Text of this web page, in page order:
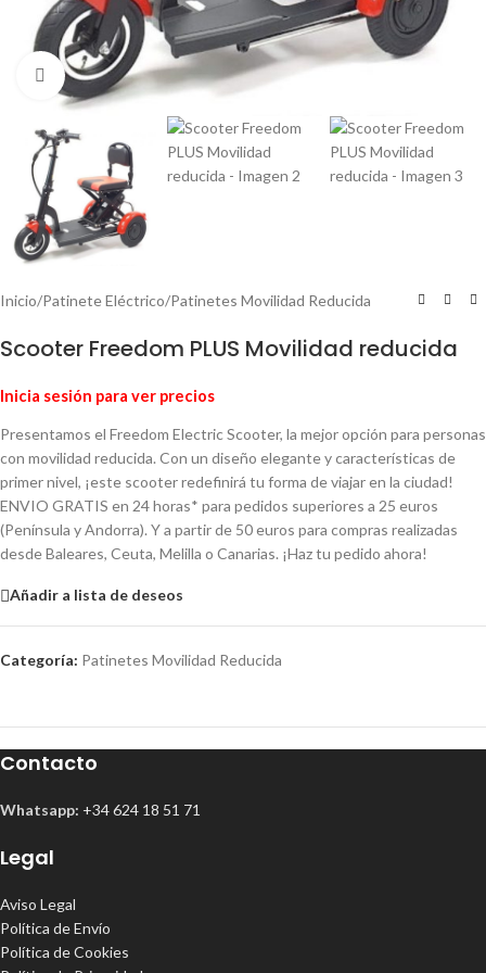
Haga Click para agrandar
Inicio/Patinete Eléctrico/Patinetes Movilidad Reducida
Scooter Freedom PLUS Movilidad reducida
Inicia sesión para ver precios
Presentamos el Freedom Electric Scooter, la mejor opción para personas
con movilidad reducida. Con un diseño elegante y características de
primer nivel, ¡este scooter redefinirá tu forma de viajar en la ciudad!
ENVIO GRATIS en 24 horas* para pedidos superiores a 25 euros
(Península y Andorra). Y a partir de 50 euros para compras realizadas
desde Baleares, Ceuta, Melilla o Canarias. ¡Haz tu pedido ahora!
Añadir a lista de deseos
Categoría: Patinetes Movilidad Reducida
Contacto
Whatsapp: +34 624 18 51 71
Legal
Aviso Legal
Política de Envío
Política de Cookies